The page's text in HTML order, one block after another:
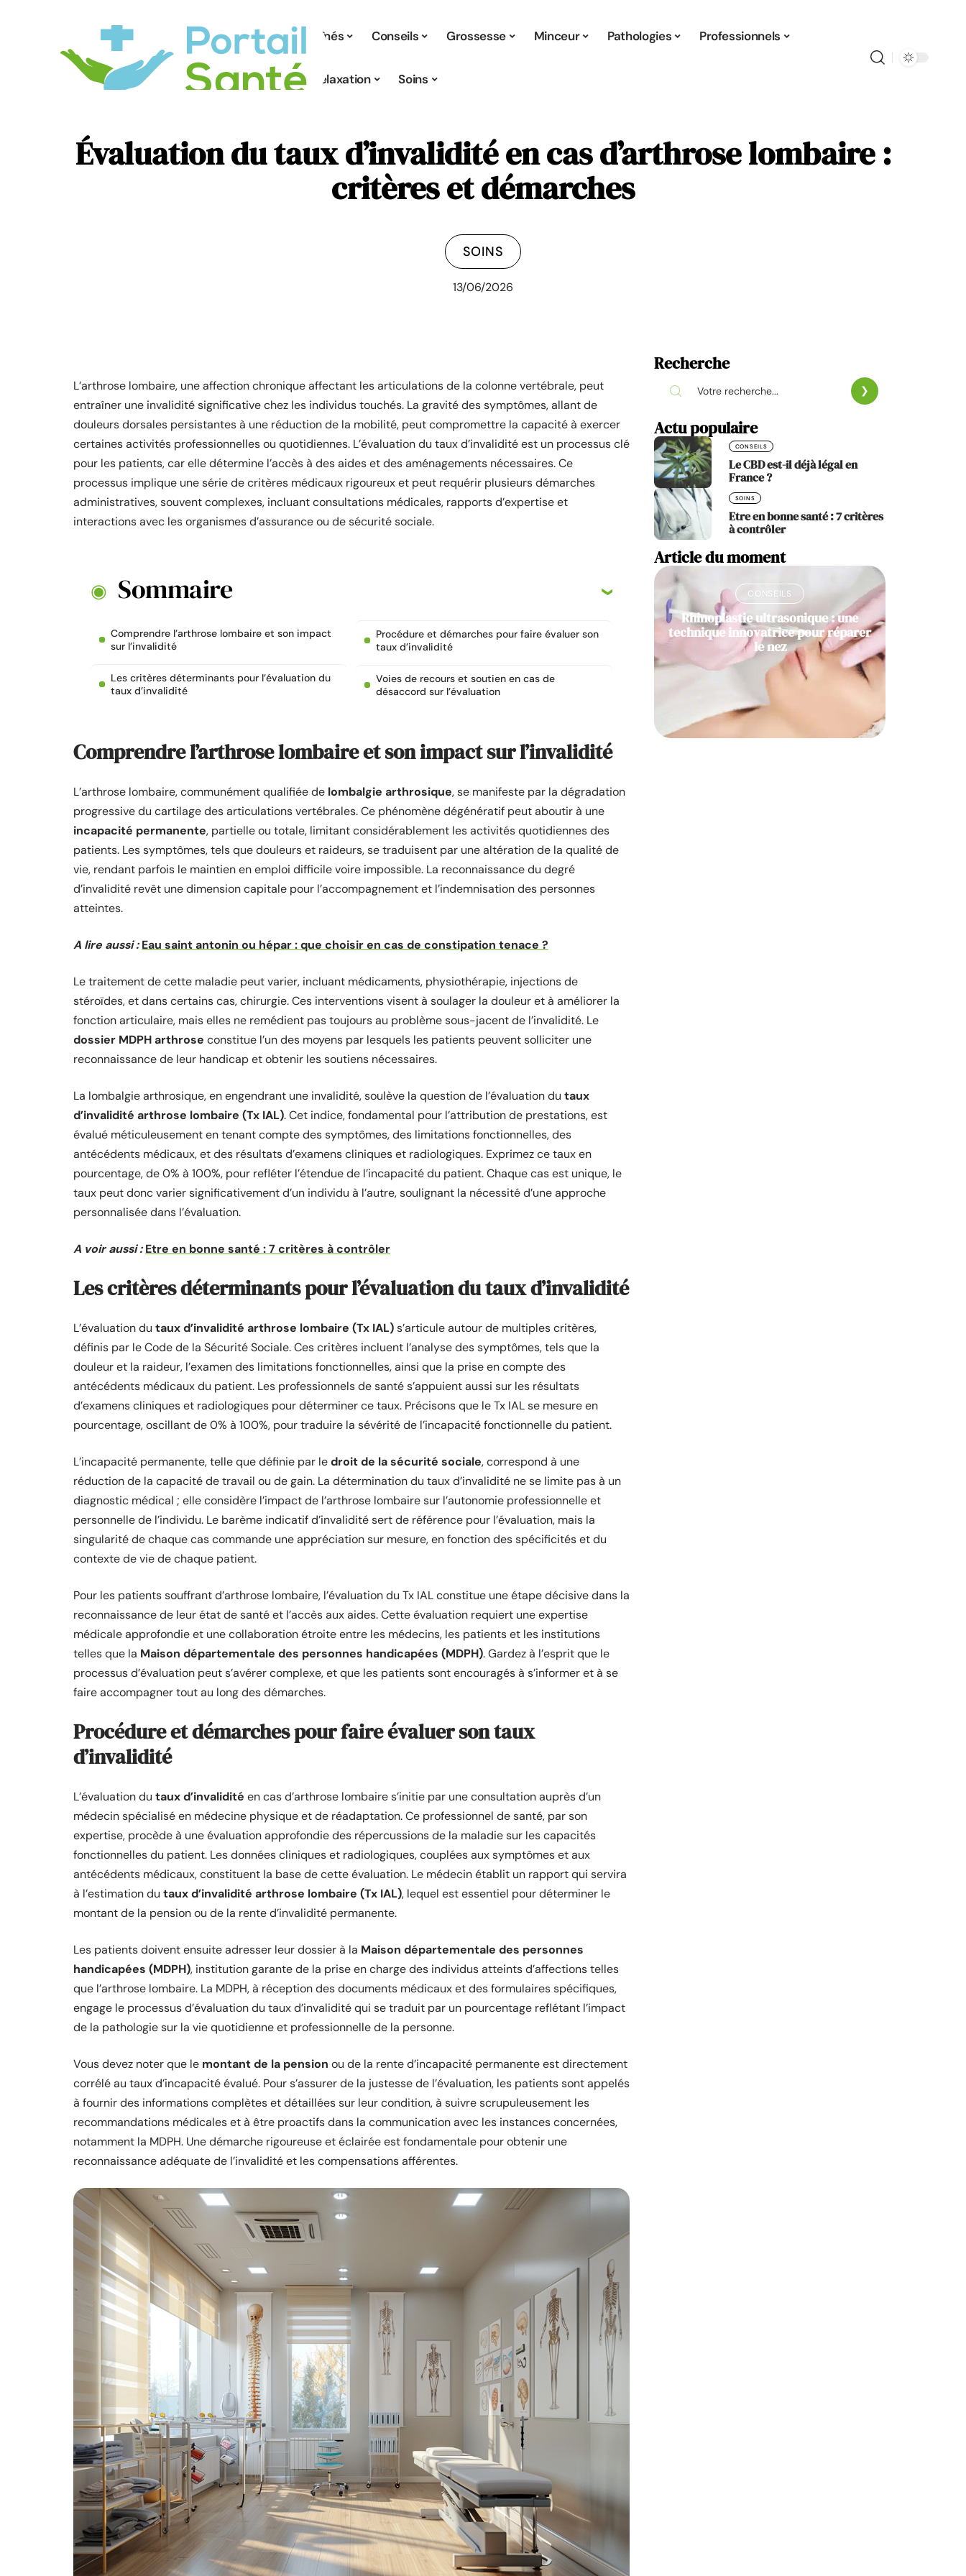
Aînés Conseils Grossesse Minceur Pathologies Professionnels
Relaxation Soins
Évaluation du taux d’invalidité en cas d’arthrose lombaire :
critères et démarches
SOINS
13/06/2026
L’arthrose lombaire, une affection chronique affectant les articulations de la colonne vertébrale, peut
entraîner une invalidité significative chez les individus touchés. La gravité des symptômes, allant de
douleurs dorsales persistantes à une réduction de la mobilité, peut compromettre la capacité à exercer
certaines activités professionnelles ou quotidiennes. L’évaluation du taux d’invalidité est un processus clé
pour les patients, car elle détermine l’accès à des aides et des aménagements nécessaires. Ce
processus implique une série de critères médicaux rigoureux et peut requérir plusieurs démarches
administratives, souvent complexes, incluant consultations médicales, rapports d’expertise et
interactions avec les organismes d’assurance ou de sécurité sociale.
Sommaire
Comprendre l’arthrose lombaire et son impact
sur l’invalidité
Les critères déterminants pour l’évaluation du
taux d’invalidité
Procédure et démarches pour faire évaluer son
taux d’invalidité
Voies de recours et soutien en cas de
désaccord sur l’évaluation
Comprendre l’arthrose lombaire et son impact sur l’invalidité
L’arthrose lombaire, communément qualifiée de lombalgie arthrosique, se manifeste par la dégradation
progressive du cartilage des articulations vertébrales. Ce phénomène dégénératif peut aboutir à une
incapacité permanente, partielle ou totale, limitant considérablement les activités quotidiennes des
patients. Les symptômes, tels que douleurs et raideurs, se traduisent par une altération de la qualité de
vie, rendant parfois le maintien en emploi difficile voire impossible. La reconnaissance du degré
d’invalidité revêt une dimension capitale pour l’accompagnement et l’indemnisation des personnes
atteintes.
A lire aussi : Eau saint antonin ou hépar : que choisir en cas de constipation tenace ?
Le traitement de cette maladie peut varier, incluant médicaments, physiothérapie, injections de
stéroïdes, et dans certains cas, chirurgie. Ces interventions visent à soulager la douleur et à améliorer la
fonction articulaire, mais elles ne remédient pas toujours au problème sous-jacent de l’invalidité. Le
dossier MDPH arthrose constitue l’un des moyens par lesquels les patients peuvent solliciter une
reconnaissance de leur handicap et obtenir les soutiens nécessaires.
La lombalgie arthrosique, en engendrant une invalidité, soulève la question de l’évaluation du taux
d’invalidité arthrose lombaire (Tx IAL). Cet indice, fondamental pour l’attribution de prestations, est
évalué méticuleusement en tenant compte des symptômes, des limitations fonctionnelles, des
antécédents médicaux, et des résultats d’examens cliniques et radiologiques. Exprimez ce taux en
pourcentage, de 0% à 100%, pour refléter l’étendue de l’incapacité du patient. Chaque cas est unique, le
taux peut donc varier significativement d’un individu à l’autre, soulignant la nécessité d’une approche
personnalisée dans l’évaluation.
A voir aussi : Etre en bonne santé : 7 critères à contrôler
Les critères déterminants pour l’évaluation du taux d’invalidité
L’évaluation du taux d’invalidité arthrose lombaire (Tx IAL)s’articule autour de multiples critères,
définis par le Code de la Sécurité Sociale. Ces critères incluent l’analyse des symptômes, tels que la
douleur et la raideur, l’examen des limitations fonctionnelles, ainsi que la prise en compte des
antécédents médicaux du patient. Les professionnels de santé s’appuient aussi sur les résultats
d’examens cliniques et radiologiques pour déterminer ce taux. Précisons que le Tx IAL se mesure en
pourcentage, oscillant de 0% à 100%, pour traduire la sévérité de l’incapacité fonctionnelle du patient.
L’incapacité permanente, telle que définie par ledroit de la sécurité sociale, correspond à une
réduction de la capacité de travail ou de gain. La détermination du taux d’invalidité ne se limite pas à un
diagnostic médical ; elle considère l’impact de l’arthrose lombaire sur l’autonomie professionnelle et
personnelle de l’individu. Le barème indicatif d’invalidité sert de référence pour l’évaluation, mais la
singularité de chaque cas commande une appréciation sur mesure, en fonction des spécificités et du
contexte de vie de chaque patient.
Pour les patients souffrant d’arthrose lombaire, l’évaluation du Tx IAL constitue une étape décisive dans la
reconnaissance de leur état de santé et l’accès aux aides. Cette évaluation requiert une expertise
médicale approfondie et une collaboration étroite entre les médecins, les patients et les institutions
telles que la Maison départementale des personnes handicapées (MDPH). Gardez à l’esprit que le
processus d’évaluation peut s’avérer complexe, et que les patients sont encouragés à s’informer et à se
faire accompagner tout au long des démarches.
Procédure et démarches pour faire évaluer son taux
d’invalidité
L’évaluation du taux d’invalidité en cas d’arthrose lombaire s’initie par une consultation auprès d’un
médecin spécialisé en médecine physique et de réadaptation. Ce professionnel de santé, par son
expertise, procède à une évaluation approfondie des répercussions de la maladie sur les capacités
fonctionnelles du patient. Les données cliniques et radiologiques, couplées aux symptômes et aux
antécédents médicaux, constituent la base de cette évaluation. Le médecin établit un rapport qui servira
à l’estimation du taux d’invalidité arthrose lombaire (Tx IAL), lequel est essentiel pour déterminer le
montant de la pension ou de la rente d’invalidité permanente.
Les patients doivent ensuite adresser leur dossier à la Maison départementale des personnes
handicapées (MDPH), institution garante de la prise en charge des individus atteints d’affections telles
que l’arthrose lombaire. La MDPH, à réception des documents médicaux et des formulaires spécifiques,
engage le processus d’évaluation du taux d’invalidité qui se traduit par un pourcentage reflétant l’impact
de la pathologie sur la vie quotidienne et professionnelle de la personne.
Vous devez noter que le montant de la pension ou de la rente d’incapacité permanente est directement
corrélé au taux d’incapacité évalué. Pour s’assurer de la justesse de l’évaluation, les patients sont appelés
à fournir des informations complètes et détaillées sur leur condition, à suivre scrupuleusement les
recommandations médicales et à être proactifs dans la communication avec les instances concernées,
notamment la MDPH. Une démarche rigoureuse et éclairée est fondamentale pour obtenir une
reconnaissance adéquate de l’invalidité et les compensations afférentes.
Recherche
Actu populaire
CONSEILS
Le CBD est-il déjà légal en
France ?
SOINS
Etre en bonne santé : 7 critères
à contrôler
Article du moment
CONSEILS
Rhinoplastie ultrasonique : une
technique innovatrice pour réparer
le nez